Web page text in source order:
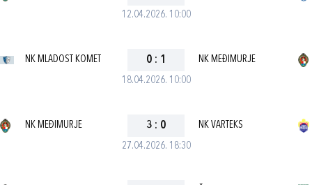
12.04.2026. 10:00
18.04.2026. 10:00
NK MLADOST KOMET 0 : 1 NK MEĐIMURJE
27.04.2026. 18:30
NK MEĐIMURJE 3 : 0 NK VARTEKS